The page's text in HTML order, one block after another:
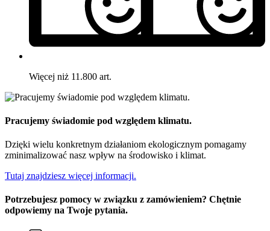
Więcej niż 11.800 art.
Pracujemy świadomie pod względem klimatu.
Dzięki wielu konkretnym działaniom ekologicznym pomagamy
zminimalizować nasz wpływ na środowisko i klimat.
Tutaj znajdziesz więcej informacji.
Potrzebujesz pomocy w związku z zamówieniem? Chętnie
odpowiemy na Twoje pytania.